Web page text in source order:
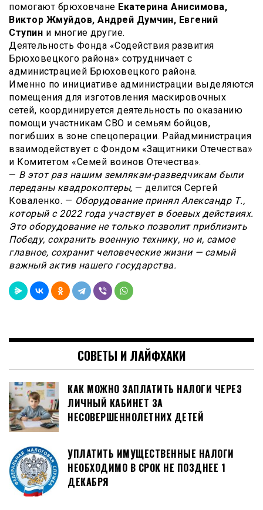
помогают брюховчане Екатерина Анисимова,
Виктор Жмуйдов, Андрей Думчин, Евгений
Ступин и многие другие.
Деятельность Фонда «Содействия развития
Брюховецкого района» сотрудничает с
администрацией Брюховецкого района.
Именно по инициативе администрации выделяются
помещения для изготовления маскировочных
сетей, координируется деятельность по оказанию
помощи участникам СВО и семьям бойцов,
погибших в зоне спецоперации. Райадминистрация
взаимодействует с Фондом «Защитники Отечества»
и Комитетом «Семей воинов Отечества».
— В этот раз нашим землякам-разведчикам были
переданы квадрокоптеры, — делится Сергей
Коваленко. — Оборудование принял Александр Т.,
который с 2022 года участвует в боевых действиях.
Это оборудование не только позволит приблизить
Победу, сохранить военную технику, но и, самое
главное, сохранит человеческие жизни — самый
важный актив нашего государства.
СОВЕТЫ И ЛАЙФХАКИ
КАК МОЖНО ЗАПЛАТИТЬ НАЛОГИ ЧЕРЕЗ
ЛИЧНЫЙ КАБИНЕТ ЗА
НЕСОВЕРШЕННОЛЕТНИХ ДЕТЕЙ
УПЛАТИТЬ ИМУЩЕСТВЕННЫЕ НАЛОГИ
НЕОБХОДИМО В СРОК НЕ ПОЗДНЕЕ 1
ДЕКАБРЯ